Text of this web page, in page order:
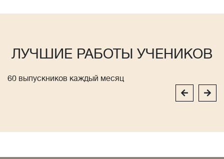
ЛУЧШИЕ РАБОТЫ УЧЕНИКОВ
60 выпускников каждый месяц